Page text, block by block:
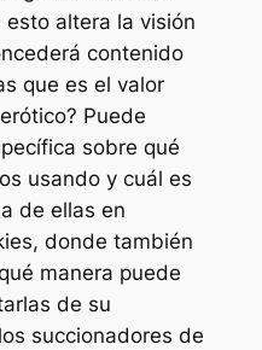
altera la visión
contenido
que es el valor
Puede
sobre qué
usando y cuál es
de ellas en
donde también
manera puede
de su
succionadores de